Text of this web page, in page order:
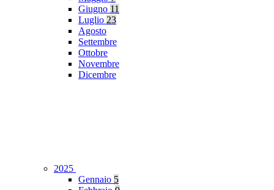
Giugno 11
Luglio 23
Agosto
Settembre
Ottobre
Novembre
Dicembre
2025
Gennaio 5